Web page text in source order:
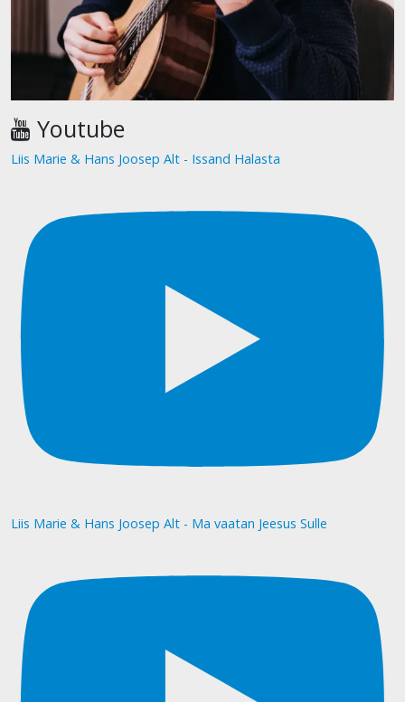
Youtube
Liis Marie & Hans Joosep Alt - Issand Halasta
Liis Marie & Hans Joosep Alt - Ma vaatan Jeesus Sulle